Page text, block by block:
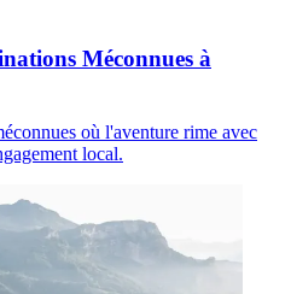
Méconnues à
où l'aventure rime avec
local.